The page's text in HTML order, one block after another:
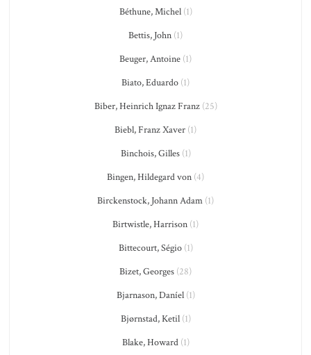
Béthune, Michel(1)
Bettis, John (1)
Beuger, Antoine (1)
Biato, Eduardo (1)
Biber, Heinrich Ignaz Franz(25)
Biebl, Franz Xaver (1)
Binchois, Gilles(1)
Bingen, Hildegard von (4)
Birckenstock, Johann Adam (1)
Birtwistle, Harrison (1)
Bittecourt, Ségio(1)
Bizet, Georges (28)
Bjarnason, Daníel(1)
Bjørnstad, Ketil(1)
Blake, Howard(1)